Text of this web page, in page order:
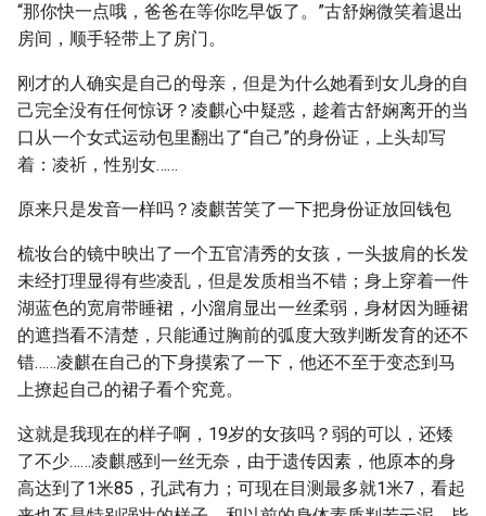
“那你快一点哦，爸爸在等你吃早饭了。”古舒娴微笑着退出
房间，顺手轻带上了房门。
刚才的人确实是自己的母亲，但是为什么她看到女儿身的自
己完全没有任何惊讶？凌麒心中疑惑，趁着古舒娴离开的当
口从一个女式运动包里翻出了“自己”的身份证，上头却写
着：凌祈，性别女……
原来只是发音一样吗？凌麒苦笑了一下把身份证放回钱包
梳妆台的镜中映出了一个五官清秀的女孩，一头披肩的长发
未经打理显得有些凌乱，但是发质相当不错；身上穿着一件
湖蓝色的宽肩带睡裙，小溜肩显出一丝柔弱，身材因为睡裙
的遮挡看不清楚，只能通过胸前的弧度大致判断发育的还不
错……凌麒在自己的下身摸索了一下，他还不至于变态到马
上撩起自己的裙子看个究竟。
这就是我现在的样子啊，19岁的女孩吗？弱的可以，还矮
了不少……凌麒感到一丝无奈，由于遗传因素，他原本的身
高达到了1米85，孔武有力；可现在目测最多就1米7，看起